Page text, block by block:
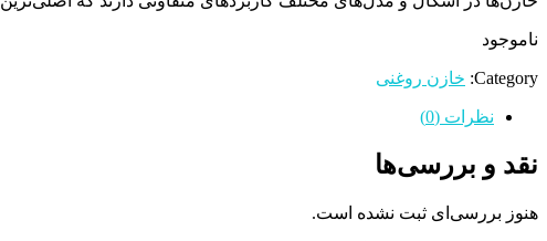
ناموجود
Category: خازن روغنی
نظرات (0)
نقد و بررسی‌ها
هنوز بررسی‌ای ثبت نشده است.